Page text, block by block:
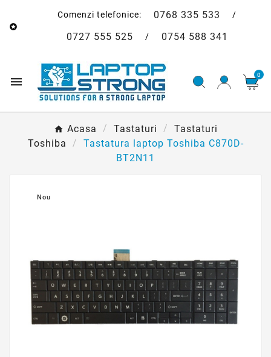

Comenzi telefonice: 0768 335 533
0727 555 525 / 0754 588 341
 0
Acasa Tastaturi
Tastaturi
Toshiba
Tastatura laptop Toshiba C870D-
BT2N11
Nou